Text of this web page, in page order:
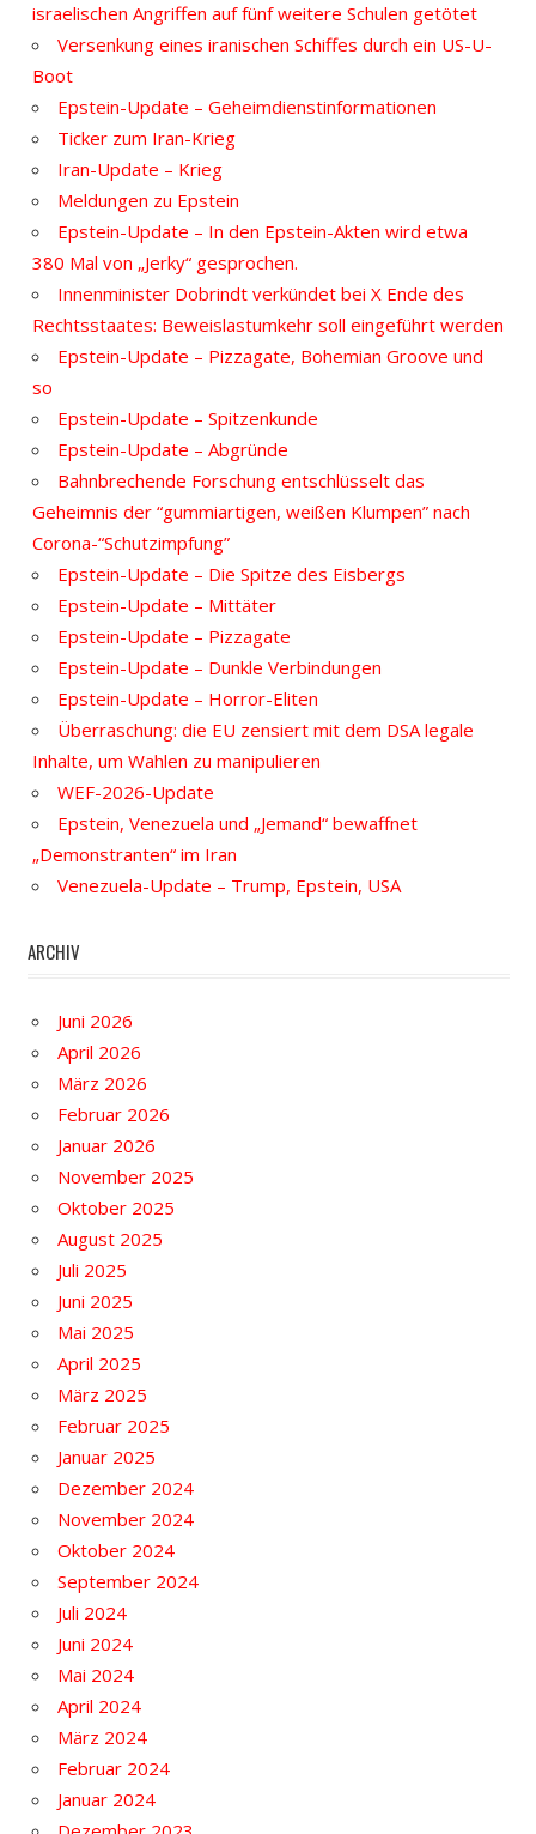
israelischen Angriffen auf fünf weitere Schulen getötet
Versenkung eines iranischen Schiffes durch ein US-U-
Boot
Epstein-Update – Geheimdienstinformationen
Ticker zum Iran-Krieg
Iran-Update – Krieg
Meldungen zu Epstein
Epstein-Update – In den Epstein-Akten wird etwa
380 Mal von „Jerky“ gesprochen.
Innenminister Dobrindt verkündet bei X Ende des
Rechtsstaates: Beweislastumkehr soll eingeführt werden
Epstein-Update – Pizzagate, Bohemian Groove und
so
Epstein-Update – Spitzenkunde
Epstein-Update – Abgründe
Bahnbrechende Forschung entschlüsselt das
Geheimnis der “gummiartigen, weißen Klumpen” nach
Corona-“Schutzimpfung”
Epstein-Update – Die Spitze des Eisbergs
Epstein-Update – Mittäter
Epstein-Update – Pizzagate
Epstein-Update – Dunkle Verbindungen
Epstein-Update – Horror-Eliten
Überraschung: die EU zensiert mit dem DSA legale
Inhalte, um Wahlen zu manipulieren
WEF-2026-Update
Epstein, Venezuela und „Jemand“ bewaffnet
„Demonstranten“ im Iran
Venezuela-Update – Trump, Epstein, USA
ARCHIV
Juni 2026
April 2026
März 2026
Februar 2026
Januar 2026
November 2025
Oktober 2025
August 2025
Juli 2025
Juni 2025
Mai 2025
April 2025
März 2025
Februar 2025
Januar 2025
Dezember 2024
November 2024
Oktober 2024
September 2024
Juli 2024
Juni 2024
Mai 2024
April 2024
März 2024
Februar 2024
Januar 2024